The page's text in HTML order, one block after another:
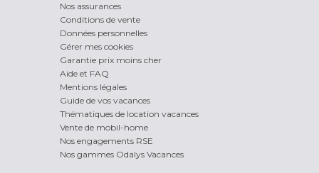
Nos assurances
Conditions de vente
Données personnelles
Gérer mes cookies
Garantie prix moins cher
Aide et FAQ
Mentions légales
Guide de vos vacances
Thématiques de location vacances
Vente de mobil-home
Nos engagements RSE
Nos gammes Odalys Vacances